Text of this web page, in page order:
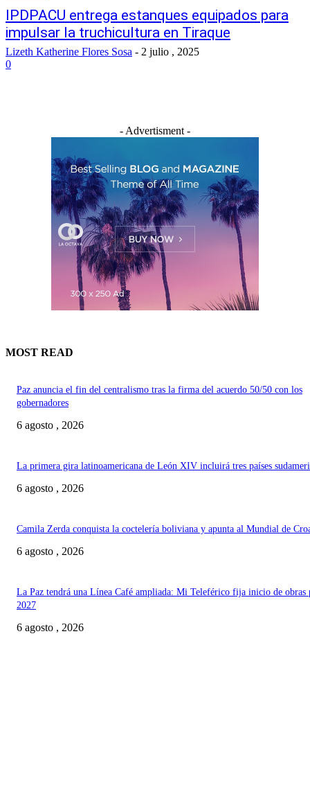
IPDPACU entrega estanques equipados para
impulsar la truchicultura en Tiraque
Lizeth Katherine Flores Sosa - 2 julio , 2025
0
- Advertisment -
MOST READ
Paz anuncia el fin del centralismo tras la firma del acuerdo 50/50 con los
gobernadores
6 agosto , 2026
La primera gira latinoamericana de León XIV incluirá tres países
6 agosto , 2026
Camila Zerda conquista la coctelería boliviana y apunta al Mundial de
6 agosto , 2026
La Paz tendrá una Línea Café ampliada: Mi Teleférico fija inicio de obras
2027
6 agosto , 2026